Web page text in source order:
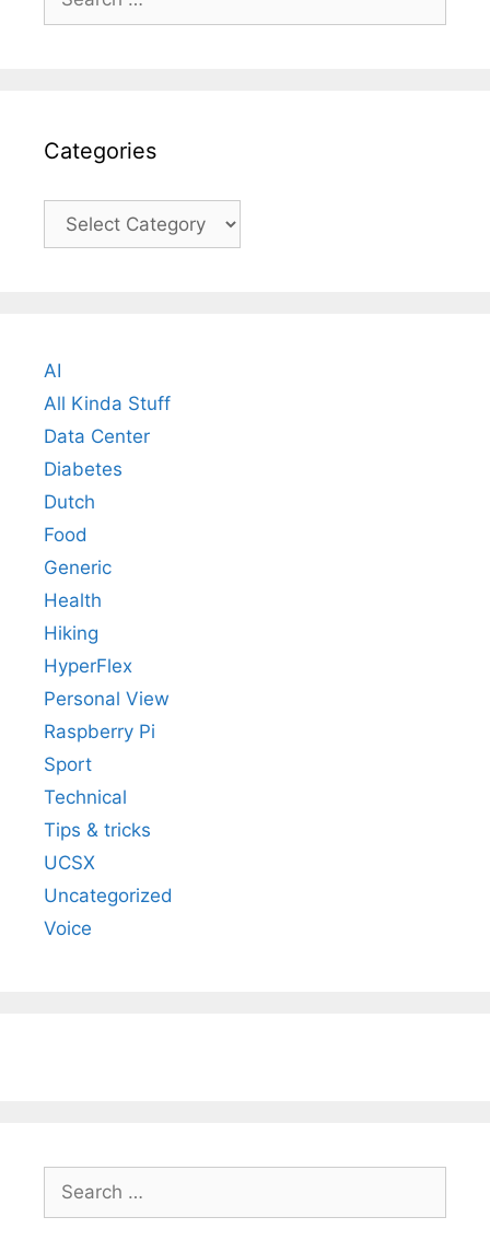
for:
Categories
Categories
AI
All Kinda Stuff
Data Center
Diabetes
Dutch
Food
Generic
Health
Hiking
HyperFlex
Personal View
Raspberry Pi
Sport
Technical
Tips & tricks
UCSX
Uncategorized
Voice
for: